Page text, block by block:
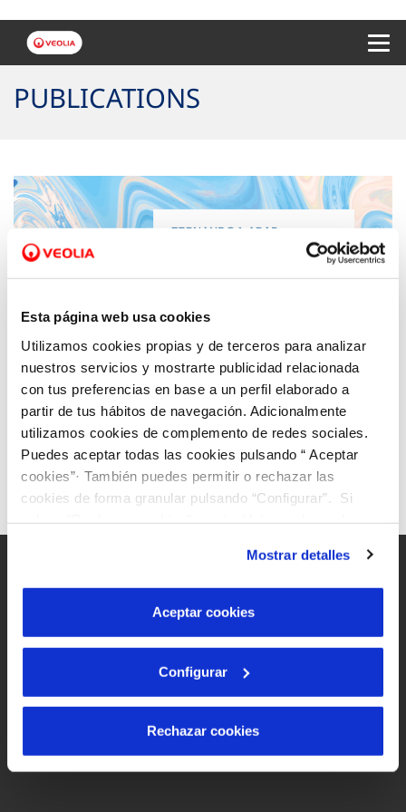
Esta página web usa cookies
Utilizamos cookies propias y de terceros para analizar
nuestros servicios y mostrarte publicidad relacionada
con tus preferencias en base a un perfil elaborado a
partir de tus hábitos de navegación. Adicionalmente
utilizamos cookies de complemento de redes sociales.
Puedes aceptar todas las cookies pulsando “ Aceptar
cookies”· También puedes permitir o rechazar las
cookies de forma granular pulsando “Configurar”. Si
son indispensables para que el sitio web funcione y que
por tanto no se pueden desactivar. Puedes consultar
más información en nuestraPolítica de Cookies
Mostrar detalles
Aceptar cookies
Configurar
Rechazar cookies
PUBLICATIONS
06 MAY 2025
Las ciudades del agua
Site map
Síguenos en: